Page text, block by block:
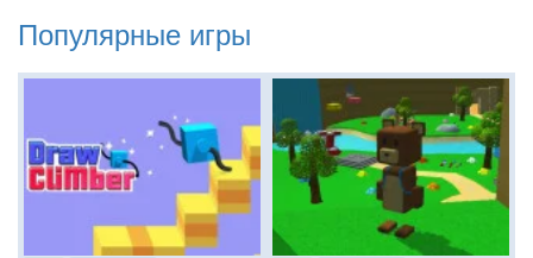
Популярные игры